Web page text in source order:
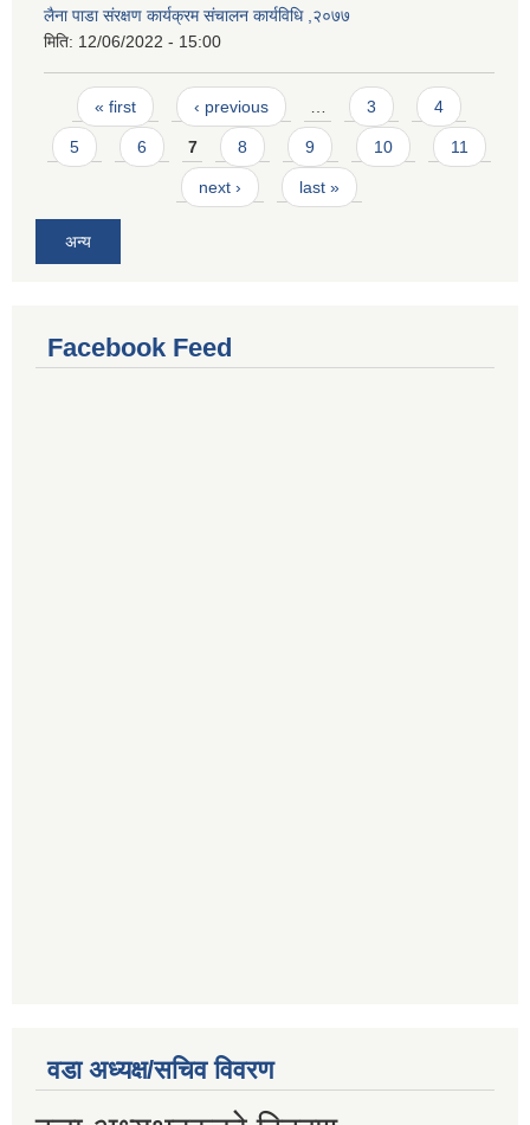
लैना पाडा संरक्षण कार्यक्रम संचालन कार्यविधि ,२०७७
मिति: 12/06/2022 - 15:00
Pages
« first ‹ previous 3 4
5 6 7 8 9 10 11
next › last »
अन्य
Facebook Feed
वडा अध्यक्ष/सचिव विवरण